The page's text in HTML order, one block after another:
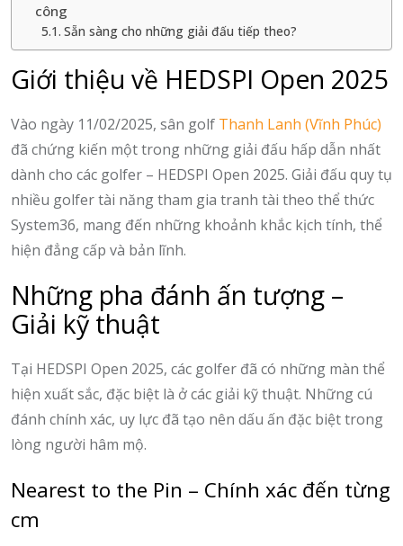
công
Sẵn sàng cho những giải đấu tiếp theo?
Giới thiệu về HEDSPI Open 2025
Vào ngày 11/02/2025, sân golf Thanh Lanh (Vĩnh Phúc)
đã chứng kiến một trong những giải đấu hấp dẫn nhất
dành cho các golfer – HEDSPI Open 2025. Giải đấu quy tụ
nhiều golfer tài năng tham gia tranh tài theo thể thức
System36, mang đến những khoảnh khắc kịch tính, thể
hiện đẳng cấp và bản lĩnh.
Những pha đánh ấn tượng –
Giải kỹ thuật
Tại HEDSPI Open 2025, các golfer đã có những màn thể
hiện xuất sắc, đặc biệt là ở các giải kỹ thuật. Những cú
đánh chính xác, uy lực đã tạo nên dấu ấn đặc biệt trong
lòng người hâm mộ.
Nearest to the Pin – Chính xác đến từng
cm